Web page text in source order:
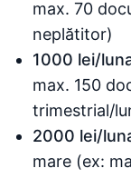
max. 70
neplătitor)
1000 lei/
max. 150
trimestrial/
2000 lei/
mare (ex: